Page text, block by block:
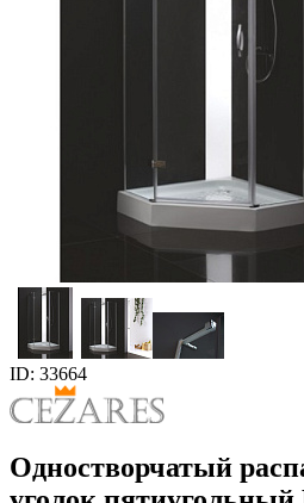
ID: 33664
Одностворчатый